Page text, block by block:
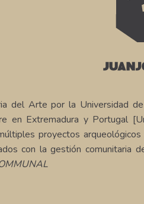
del Arte por la Universidad
Extremadura y Portugal
proyectos
con la gestión comunitaria